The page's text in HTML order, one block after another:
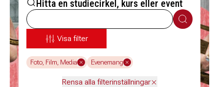
Hitta en studiecirkel, kurs eller event
Sök
Visa filter
Foto, Film, Media Evenemang
Rensa alla filterinställningar